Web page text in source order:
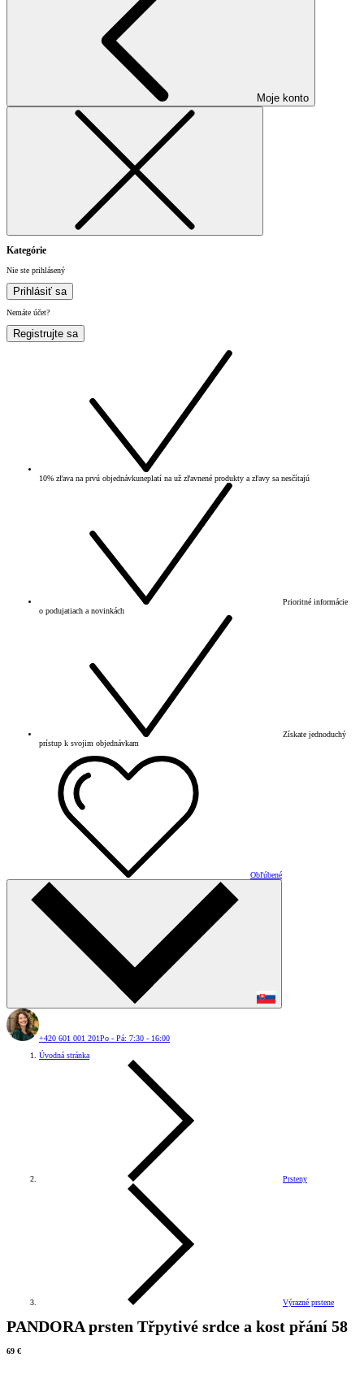
Moje konto
Kategórie
Nie ste prihlásený
Prihlásiť sa
Nemáte účet?
Registrujte sa
10% zľava na prvú objednávkuneplatí na už zľavnené produkty a zľavy sa nesčítajú
Prioritné informácie
o podujatiach a novinkách
Získate jednoduchý
prístup k svojim objednávkam
Obľúbené
+420 601 001 201Po - Pá: 7:30 - 16:00
Úvodná stránka
Prsteny
Výrazné prstene
PANDORA prsten Třpytivé srdce a kost přání 58
69 €